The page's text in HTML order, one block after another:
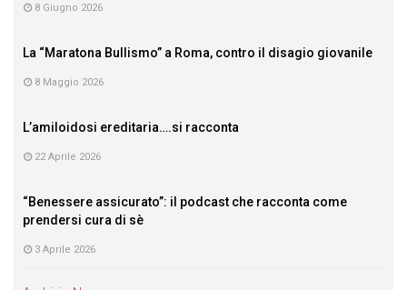
8 Giugno 2026
La “Maratona Bullismo” a Roma, contro il disagio giovanile
8 Maggio 2026
L’amiloidosi ereditaria….si racconta
22 Aprile 2026
“Benessere assicurato”: il podcast che racconta come
prendersi cura di sè
3 Aprile 2026